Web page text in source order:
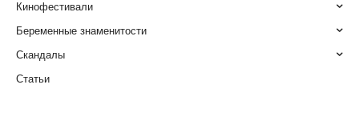
Кинофестивали
Беременные знаменитости
Скандалы
Статьи